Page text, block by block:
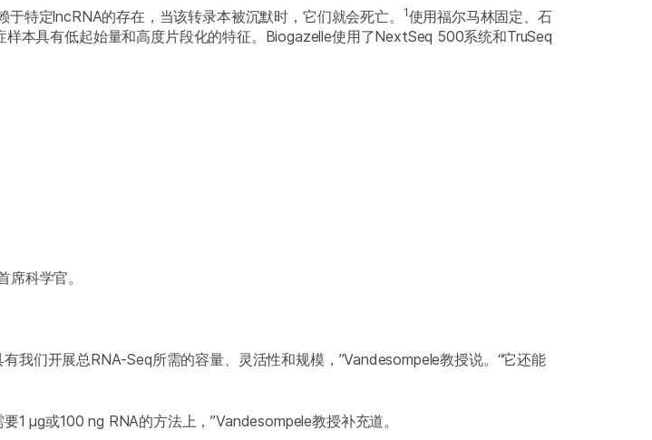
特定lncRNA的存在，当该转录本被沉默时，它们就会死亡。 1使用福尔马林固定、石
本具有低起始量和高度片段化的特征。Biogazelle使用了NextSeq 500系统和TruSeq
科学官。
我们开展总RNA-Seq所需的容量、灵活性和规模，”Vandesompele教授说。“它还能
1 µg或100 ng RNA的方法上，”Vandesompele教授补充道。